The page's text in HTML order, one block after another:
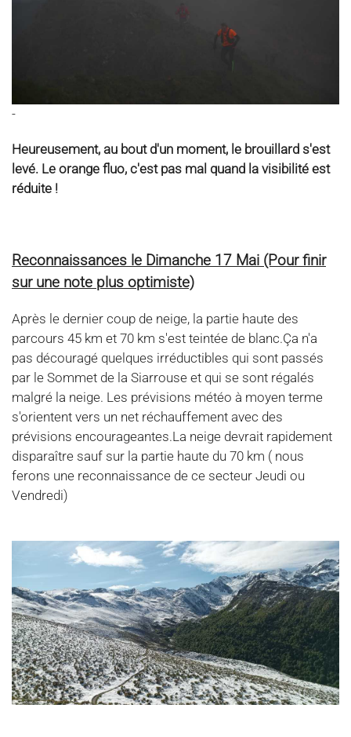
-
Heureusement, au bout d'un moment, le brouillard s'est
levé. Le orange fluo, c'est pas mal quand la visibilité est
réduite !
Reconnaissances le Dimanche 17 Mai (Pour finir
sur une note plus optimiste)
Après le dernier coup de neige, la partie haute des
parcours 45 km et 70 km s'est teintée de blanc.Ça n'a
pas découragé quelques irréductibles qui sont passés
par le Sommet de la Siarrouse et qui se sont régalés
malgré la neige. Les prévisions météo à moyen terme
s'orientent vers un net réchauffement avec des
prévisions encourageantes.La neige devrait rapidement
disparaître sauf sur la partie haute du 70 km ( nous
ferons une reconnaissance de ce secteur Jeudi ou
Vendredi)